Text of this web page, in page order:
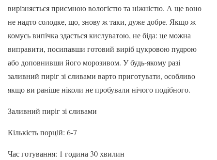
вирізняється приємною вологістю та ніжністю. А ще воно
не надто солодке, що, знову ж таки, дуже добре. Якщо ж
комусь випічка здасться кислуватою, не біда: це можна
виправити, посипавши готовий виріб цукровою пудрою
або доповнивши його морозивом. У будь-якому разі
заливний пиріг зі сливами варто приготувати, особливо
якщо ви раніше ніколи не пробували нічого подібного.
Заливний пиріг зі сливами
Кількість порцій: 6-7
Час готування: 1 година 30 хвилин